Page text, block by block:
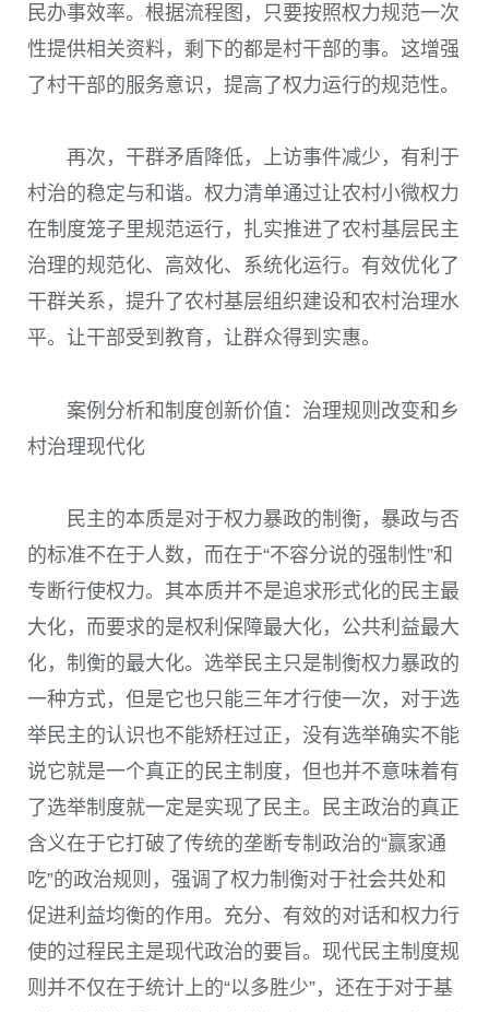
民办事效率。根据流程图，只要按照权力规范一次
性提供相关资料，剩下的都是村干部的事。这增强
了村干部的服务意识，提高了权力运行的规范性。
再次，干群矛盾降低，上访事件减少，有利于
村治的稳定与和谐。权力清单通过让农村小微权力
在制度笼子里规范运行，扎实推进了农村基层民主
治理的规范化、高效化、系统化运行。有效优化了
干群关系，提升了农村基层组织建设和农村治理水
平。让干部受到教育，让群众得到实惠。
案例分析和制度创新价值：治理规则改变和乡
村治理现代化
民主的本质是对于权力暴政的制衡，暴政与否
的标准不在于人数，而在于“不容分说的强制性”和
专断行使权力。其本质并不是追求形式化的民主最
大化，而要求的是权利保障最大化，公共利益最大
化，制衡的最大化。选举民主只是制衡权力暴政的
一种方式，但是它也只能三年才行使一次，对于选
举民主的认识也不能矫枉过正，没有选举确实不能
说它就是一个真正的民主制度，但也并不意味着有
了选举制度就一定是实现了民主。民主政治的真正
含义在于它打破了传统的垄断专制政治的“赢家通
吃”的政治规则，强调了权力制衡对于社会共处和
促进利益均衡的作用。充分、有效的对话和权力行
使的过程民主是现代政治的要旨。现代民主制度规
则并不仅在于统计上的“以多胜少”，还在于对于基